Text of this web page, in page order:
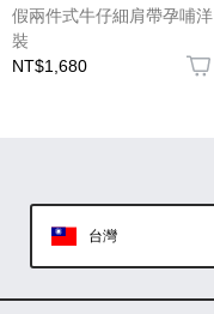
(圖片格式限jpg、jpeg)
假兩件式牛仔細肩帶孕哺洋
裝
NT$1,680
台灣